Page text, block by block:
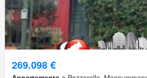
269.098 €